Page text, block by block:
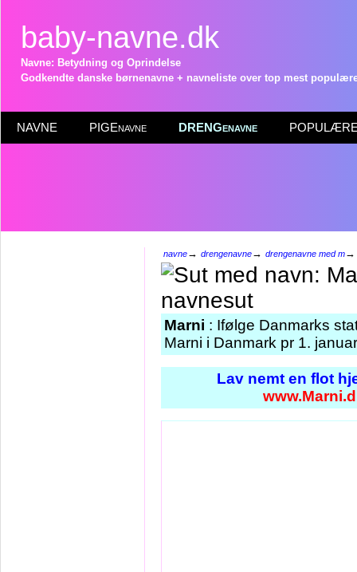
baby-navne.dk
Navne: Betydning og Oprindelse
Godkendte danske børnenavne + navneliste over top mest
NAVNE PIGEnavne DRENGenavne POPULÆRE
navne→ drengenavne→ drengenavne med m
Marni : Ifølge Danmarks
Marni i Danmark pr 1.
Lav nemt en flot